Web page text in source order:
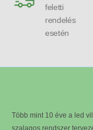
feletti
rendelés
esetén
Több mint 10 éve a led
szalagos rendszer